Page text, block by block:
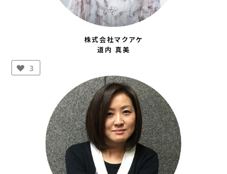
株式会社マクアケ
道内 真美
3